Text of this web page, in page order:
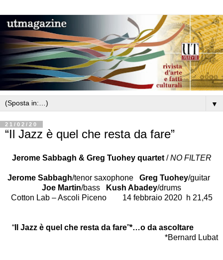
▼
21/02/20
“Il Jazz è quel che resta da fare”
Jerome Sabbagh & Greg Tuohey quartet /NO FILTER
Jerome Sabbagh/tenor saxophone Greg Tuohey/guitar
Joe Martin/bass Kush Abadey/drums
Cotton Lab – Ascoli Piceno 14 febbraio 2020 h 21,45
“Il Jazz è quel che resta da fare”*…o da ascoltare
*Bernard Lubat